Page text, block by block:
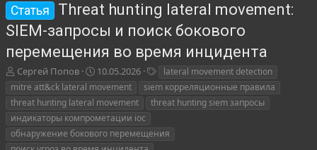
Статья
Threat hunting lateral movement:
SIEM-запросы и поиск бокового
перемещения во время инцидента
А
в
о
р
т
е
Сергей Попов
Д
а
а
н
а
ч
10.05.2026
е
и
lateral movement detection
mitre att&ck lateral movement
siem корреляционные правила
threat hunting lateral movement
threat hunting siem запросы
индикаторы компрометации ioc
обнаружение бокового перемещения